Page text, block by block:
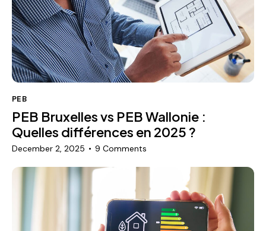
PEB
PEB Bruxelles vs PEB Wallonie :
Quelles différences en 2025 ?
December 2, 2025 9 Comments